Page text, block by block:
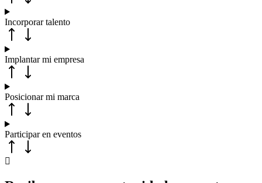
Incorporar talento
Implantar mi empresa
Posicionar mi marca
Participar en eventos